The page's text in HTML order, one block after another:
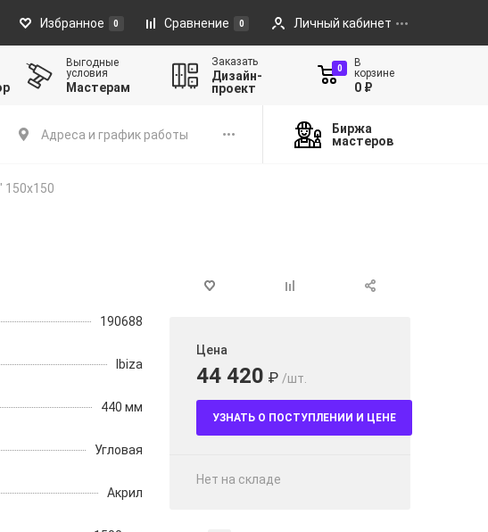
Избранное 0 Сравнение 0 Личный кабинет
Выгодные
условия
Мастерам
Заказать
Дизайн-
проект
0
В
корзине
0 ₽
Адреса и график работы
Биржа
мастеров
150х150
190688
Ibiza
440 мм
Угловая
Акрил
Цена
44 420 ₽ /шт.
УЗНАТЬ О ПОСТУПЛЕНИИ И ЦЕНЕ
Нет на складе